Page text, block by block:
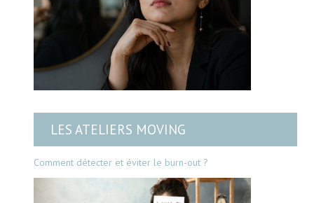
LES ATELIERS MOVING
Comment détecter et éviter le burn-out ?